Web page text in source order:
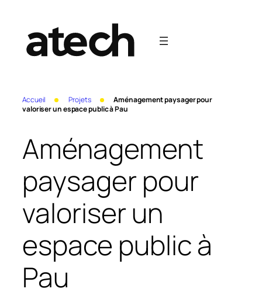
contenu
Accueil Projets
Aménagement paysager pour
valoriser un espace public à Pau
Aménagement
paysager pour
valoriser un
espace public à
Pau